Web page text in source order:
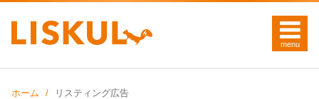
ホーム リスティング広告